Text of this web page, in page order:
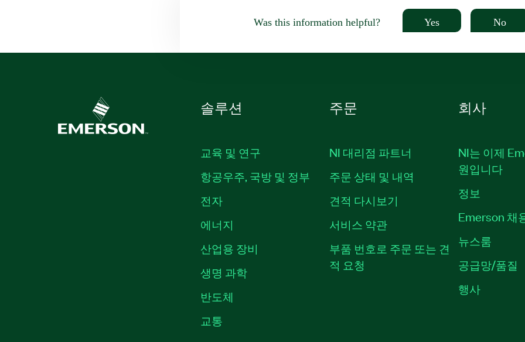
Was this information helpful? Yes No
솔루션
교육 및 연구
항공우주, 국방 및 정부
전자
에너지
산업용 장비
생명 과학
반도체
교통
주문
NI 대리점 파트너
주문 상태 및 내역
견적 다시보기
서비스 약관
부품 번호로 주문 또는 견
적 요청
회사
NI는 이제
원입니다
정보
Emerson 채
뉴스룸
공급망/품질
행사